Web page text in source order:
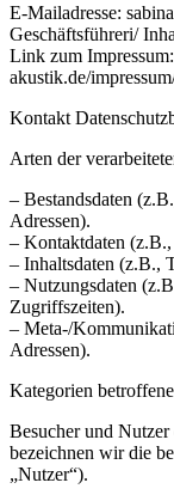
E-Mailadresse:
Geschäftsführeri/
Link zum
akustik.de/
Kontakt
Arten der
– Bestandsdaten
Adressen).
– Kontaktdaten
– Inhaltsdaten (z.B.,
– Nutzungsdaten
Zugriffszeiten).
– Meta-/
Adressen).
Kategorien
Besucher und
bezeichnen wir die
„Nutzer“).